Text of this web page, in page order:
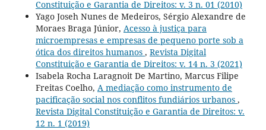
Constituição e Garantia de Direitos: v. 3 n. 01 (2010)
Yago Joseh Nunes de Medeiros, Sérgio Alexandre de
Moraes Braga Júnior, Acesso à justiça para
microempresas e empresas de pequeno porte sob a
ótica dos direitos humanos , Revista Digital
Constituição e Garantia de Direitos: v. 14 n. 3 (2021)
Isabela Rocha Laragnoit De Martino, Marcus Filipe
Freitas Coelho, A mediação como instrumento de
pacificação social nos conflitos fundiários urbanos ,
Revista Digital Constituição e Garantia de Direitos: v.
12 n. 1 (2019)